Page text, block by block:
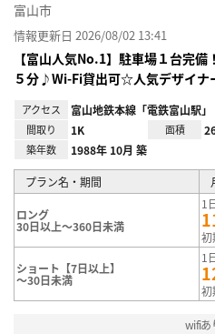
富山市
情報更新日 2026/08/02 13:41
【富山人気No.1】駐車場１台完
５分♪Wi-Fi貸出可☆人気デザイナ
アクセス 富山地鉄本線「電鉄富山駅」
間取り 1K 面積
築年数 1988年 10月 築
プラン名・期間
ロング
30日以上～360日未満
1
初
ショート【7日以上】
～30日未満
1
初
wifiあ